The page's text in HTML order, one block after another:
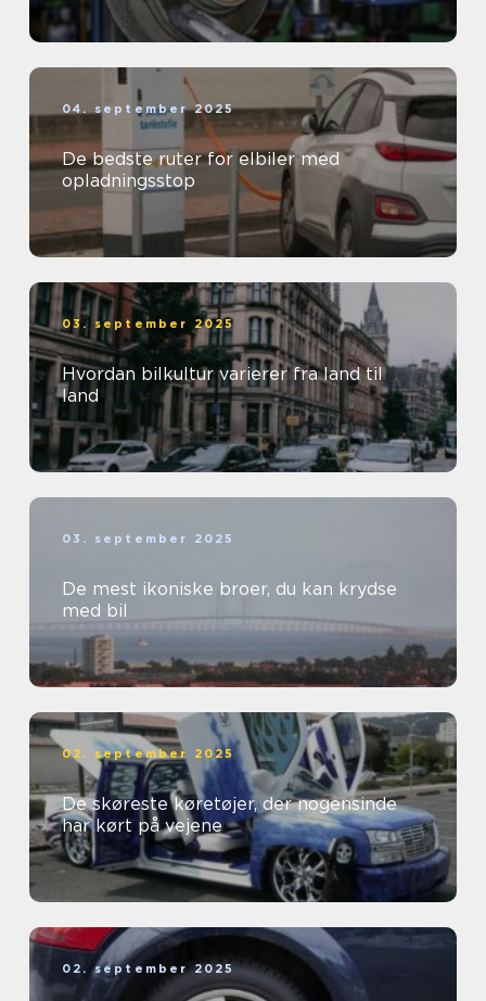
04. september 2025
De bedste ruter for elbiler med
opladningsstop
03. september 2025
Hvordan bilkultur varierer fra land til
land
03. september 2025
De mest ikoniske broer, du kan krydse
med bil
02. september 2025
De skøreste køretøjer, der nogensinde
har kørt på vejene
02. september 2025